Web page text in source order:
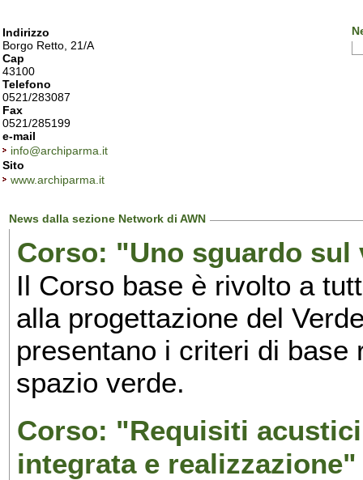
Indirizzo
Borgo Retto, 21/A
Cap
43100
Telefono
0521/283087
Fax
0521/285199
e-mail
info@archiparma.it
Sito
www.archiparma.it
News dalla sezione Network di AWN
Corso: "Uno sguardo sul
Il Corso base è rivolto a
alla progettazione del
presentano i criteri di base
spazio verde.
Corso: "Requisiti
integrata e realizzazione"